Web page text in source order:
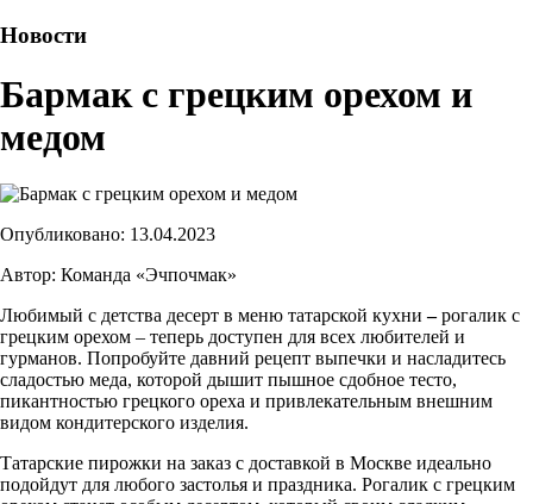
Новости
Бармак с грецким орехом и
медом
Опубликовано: 13.04.2023
Автор: Команда «Эчпочмак»
Любимый с детства десерт в меню татарской кухни –рогалик с
грецким орехом – теперь доступен для всех любителей и
гурманов. Попробуйте давний рецепт выпечки и насладитесь
сладостью меда, которой дышит пышное сдобное тесто,
пикантностью грецкого ореха и привлекательным внешним
видом кондитерского изделия.
Татарские пирожки на заказ с доставкой в Москве идеально
подойдут для любого застолья и праздника. Рогалик с грецким